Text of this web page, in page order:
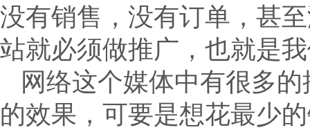
没有销售，没有订单，甚
站就必须做推广，也就是
网络这个媒体中有很多
的效果，可要是想花最少